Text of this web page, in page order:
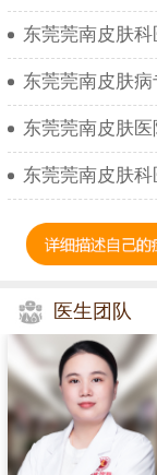
东莞莞南皮肤
东莞莞南皮肤
东莞莞南皮肤
东莞莞南皮肤
医生团队